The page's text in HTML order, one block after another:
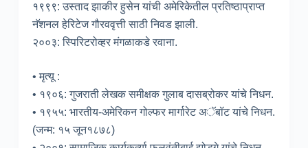
१९९९: उस्ताद झाकीर हुसेन यांची अमेरिकेतील प्रतिष्ठाप्राप्त
नॅशनल हेरिटेज गौरववृत्ती साठी निवड झाली.
२००३: स्पिरिटरोव्हर मंगळाकडे रवाना.
• मृत्यू :
• १९०६: गुजराती लेखक समीक्षक गुलाब दासब्रोकर यांचे निधन.
• १९५५: भारतीय-अमेरिकन गोल्फर मार्गारेट अॅबॉट यांचे निधन.
(जन्म: १५ जून१८७८)